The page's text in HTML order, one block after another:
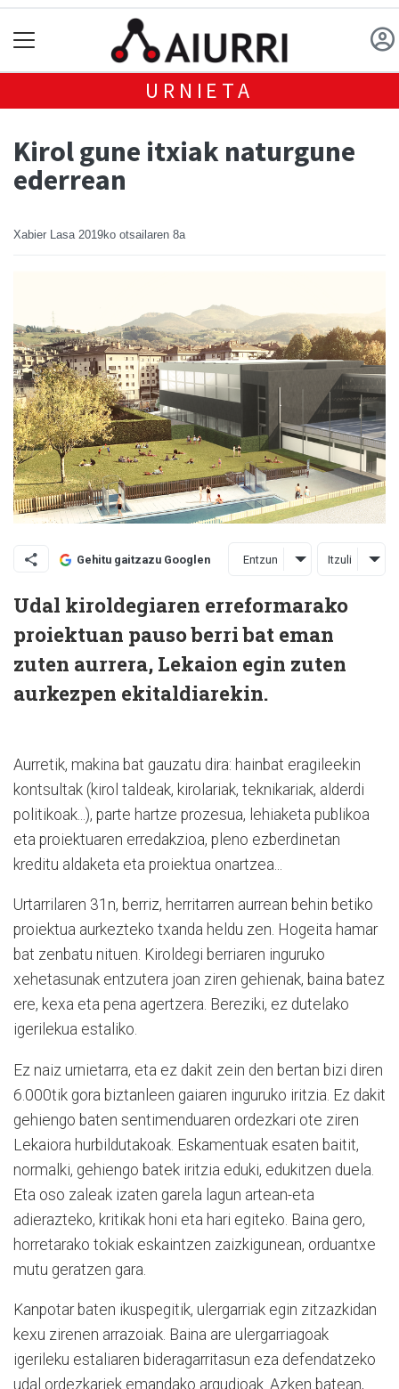
URNIETA
Kirol gune itxiak naturgune
ederrean
Xabier Lasa 2019ko otsailaren 8a
Gehitu gaitzazu Googlen Entzun Itzuli
Udal kiroldegiaren erreformarako
proiektuan pauso berri bat eman
zuten aurrera, Lekaion egin zuten
aurkezpen ekitaldiarekin.
Aurretik, makina bat gauzatu dira: hainbat eragileekin
kontsultak (kirol taldeak, kirolariak, teknikariak, alderdi
politikoak...), parte hartze prozesua, lehiaketa publikoa
eta proiektuaren erredakzioa, pleno ezberdinetan
kreditu aldaketa eta proiektua onartzea...
Urtarrilaren 31n, berriz, herritarren aurrean behin betiko
proiektua aurkezteko txanda heldu zen. Hogeita hamar
bat zenbatu nituen. Kiroldegi berriaren inguruko
xehetasunak entzutera joan ziren gehienak, baina batez
ere, kexa eta pena agertzera. Bereziki, ez dutelako
igerilekua estaliko.
Ez naiz urnietarra, eta ez dakit zein den bertan bizi diren
6.000tik gora biztanleen gaiaren inguruko iritzia. Ez dakit
gehiengo baten sentimenduaren ordezkari ote ziren
Lekaiora hurbildutakoak. Eskamentuak esaten baitit,
normalki, gehiengo batek iritzia eduki, edukitzen duela.
Eta oso zaleak izaten garela lagun artean-eta
adierazteko, kritikak honi eta hari egiteko. Baina gero,
horretarako tokiak eskaintzen zaizkigunean, orduantxe
mutu geratzen gara.
Kanpotar baten ikuspegitik, ulergarriak egin zitzazkidan
kexu zirenen arrazoiak. Baina are ulergarriagoak
igerileku estaliaren bideragarritasun eza defendatzeko
udal ordezkariek emandako argudioak. Azken batean,